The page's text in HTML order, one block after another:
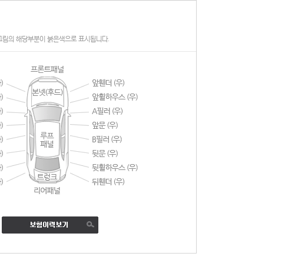
의 해당부분이 붉은색으로 표시됩니다.